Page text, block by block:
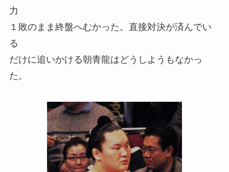
力
１敗のまま終盤へむかった。直接対決が済んでい
る
だけに追いかける朝青龍はどうしようもなかっ
た。